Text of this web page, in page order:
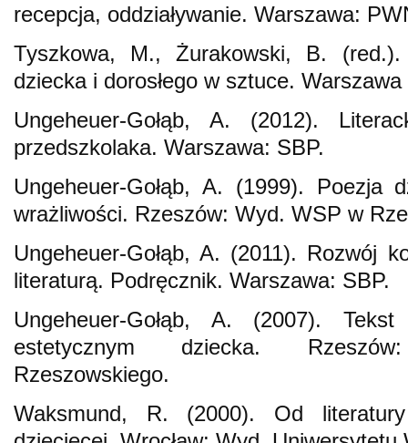
recepcja, oddziaływanie. Warszawa:
Tyszkowa, M., Żurakowski, B.
dziecka i dorosłego w sztuce.
Ungeheuer-Gołąb, A. (2012).
przedszkolaka. Warszawa: SBP.
Ungeheuer-Gołąb, A. (1999). Poezja
wrażliwości. Rzeszów: Wyd. WSP w
Ungeheuer-Gołąb, A. (2011). Rozwój
literaturą. Podręcznik. Warszawa: SBP.
Ungeheuer-Gołąb, A. (2007).
estetycznym dziecka.
Rzeszowskiego.
Waksmund, R. (2000). Od